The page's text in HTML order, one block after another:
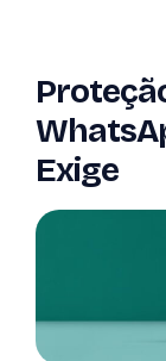
Exige